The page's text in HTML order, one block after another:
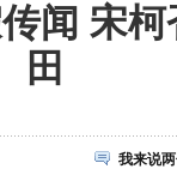
闻 宋
田
我来说